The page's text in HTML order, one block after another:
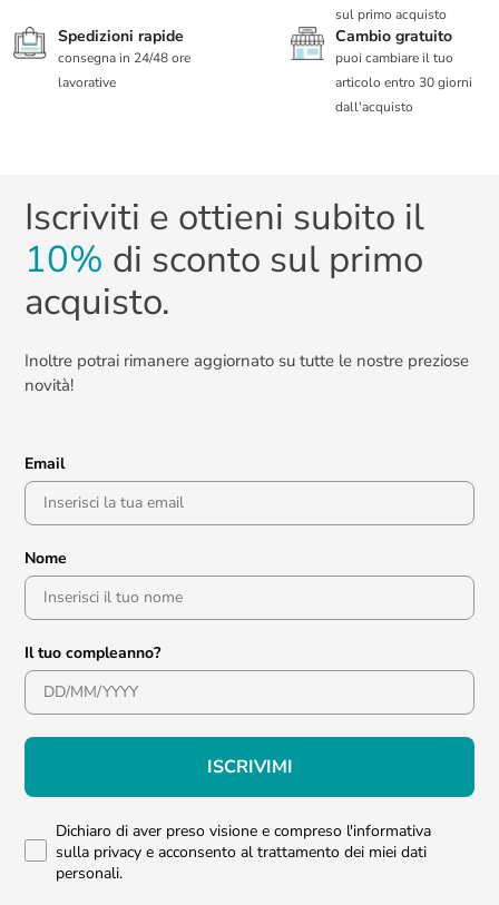
sul primo acquisto
Spedizioni rapide
consegna in 24/48 ore
lavorative
Cambio gratuito
puoi cambiare il tuo
articolo entro 30 giorni
dall'acquisto
Iscriviti e ottieni subito il
10% di sconto sul primo
acquisto.
Inoltre potrai rimanere aggiornato su tutte le nostre preziose
novità!
Email
Nome
Il tuo compleanno?
ISCRIVIMI
Dichiaro di aver preso visione e compreso l'informativa
sulla privacy e acconsento al trattamento dei miei dati
personali.